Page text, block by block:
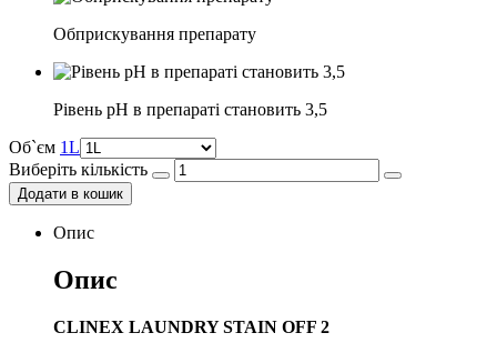
Обприскування препарату
Рівень pH в препараті становить 3,5
Об`єм 1L
Виберіть кількість
Додати в кошик
Опис
Опис
CLINEX LAUNDRY STAIN OFF 2